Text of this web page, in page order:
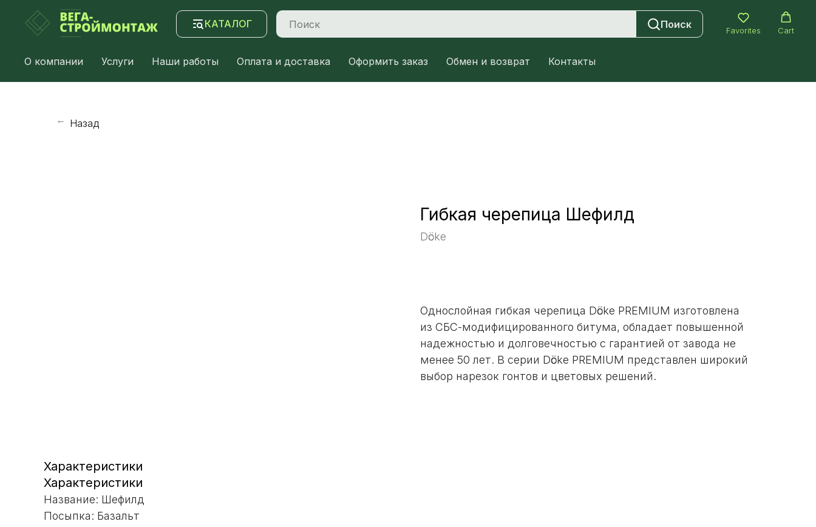
КАТАЛОГ Поиск
Favorites Cart
О компании Услуги Наши работы Оплата и доставка Оформить заказ Обмен и возврат Контакты
→ Назад
Гибкая черепица Шефилд
Dӧcke
Однослойная гибкая черепица Dӧcke PREMIUM изготовлена
из СБС-модифицированного битума, обладает повышенной
надежностью и долговечностью с гарантией от завода не
менее 50 лет. В серии Dӧcke PREMIUM представлен широкий
выбор нарезок гонтов и цветовых решений.
Характеристики
Характеристики
Название: Шефилд
Посыпка: Базальт